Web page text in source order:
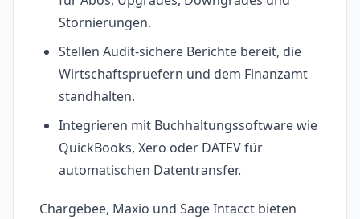
Stornierungen.
Stellen Audit-sichere Berichte bereit, die
Wirtschaftspruefern und dem Finanzamt
standhalten.
Integrieren mit Buchhaltungssoftware wie
QuickBooks, Xero oder DATEV für
automatischen Datentransfer.
Chargebee, Maxio und Sage Intacct bieten